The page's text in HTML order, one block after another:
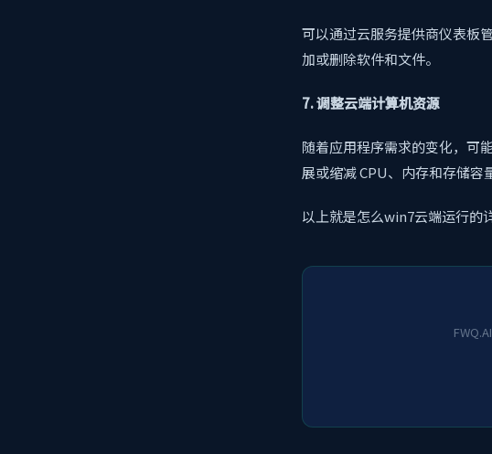
可以通过云服务提供商仪表板
加或删除软件和文件。
7. 调整云端计算机资源
随着应用程序需求的变化，可
展或缩减 CPU、内存和存储容
以上就是怎么win7云端运行的